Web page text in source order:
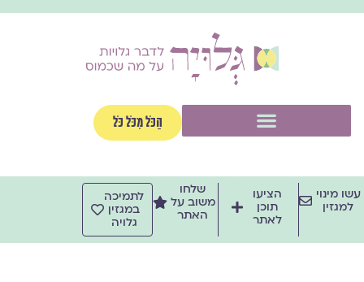
לתוכן
הַכֹּל מִכֹּל כֹּל
עשו מינוי
למגזין
הציעו
תוכן
לאתר
שלחו
משוב על
האתר
לתמיכה
במגזין
גלויה